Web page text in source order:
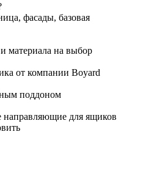
фасады, базовая
материала на выбор
от компании Boyard
поддоном
для ящиков